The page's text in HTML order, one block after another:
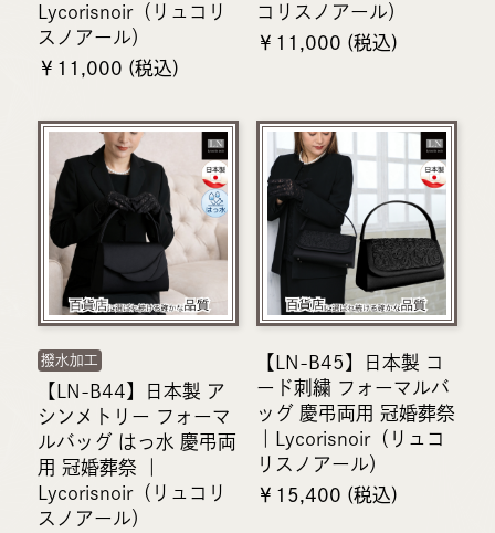
Lycorisnoir（リュコリ
スノアール）
￥11,000 (税込)
コリスノアール）
￥11,000 (税込)
撥水加工
【LN-B44】日本製 ア
シンメトリー フォーマ
ルバッグ はっ水 慶弔両
用 冠婚葬祭 ｜
Lycorisnoir（リュコリ
スノアール）
【LN-B45】日本製 コ
ード刺繍 フォーマルバ
ッグ 慶弔両用 冠婚葬祭
｜Lycorisnoir（リュコ
リスノアール）
￥15,400 (税込)